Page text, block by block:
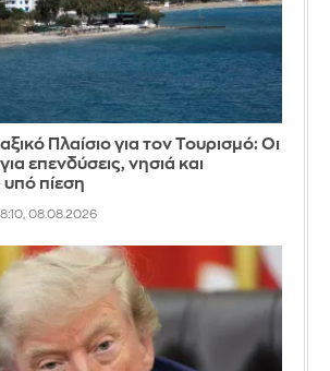
Πλαίσιο για τον Τουρισμό: Οι
επενδύσεις, νησιά και
πίεση
08.08.2026